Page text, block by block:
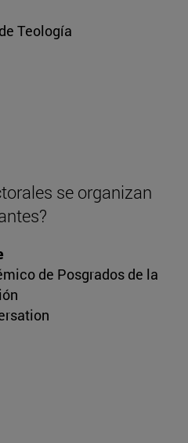
Teología
se organizan
de Posgrados de la